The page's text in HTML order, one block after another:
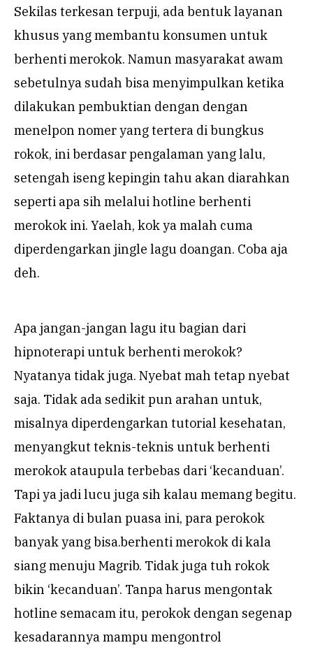
Sekilas terkesan terpuji, ada bentuk layanan
khusus yang membantu konsumen untuk
berhenti merokok. Namun masyarakat awam
sebetulnya sudah bisa menyimpulkan ketika
dilakukan pembuktian dengan dengan
menelpon nomer yang tertera di bungkus
rokok, ini berdasar pengalaman yang lalu,
setengah iseng kepingin tahu akan diarahkan
seperti apa sih melalui hotline berhenti
merokok ini. Yaelah, kok ya malah cuma
diperdengarkan jingle lagu doangan. Coba aja
deh.
Apa jangan-jangan lagu itu bagian dari
hipnoterapi untuk berhenti merokok?
Nyatanya tidak juga. Nyebat mah tetap nyebat
saja. Tidak ada sedikit pun arahan untuk,
misalnya diperdengarkan tutorial kesehatan,
menyangkut teknis-teknis untuk berhenti
merokok ataupula terbebas dari ‘kecanduan’.
Tapi ya jadi lucu juga sih kalau memang begitu.
Faktanya di bulan puasa ini, para perokok
banyak yang bisa.berhenti merokok di kala
siang menuju Magrib. Tidak juga tuh rokok
bikin ‘kecanduan’. Tanpa harus mengontak
hotline semacam itu, perokok dengan segenap
kesadarannya mampu mengontrol